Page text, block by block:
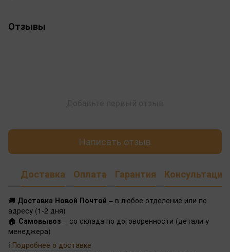
Отзывы
Написать отзыв
Доставка Оплата Гарантия Консультация
🚚 Доставка Новой Почтой – в любое отделение или по
адресу (1-2 дня)
🏠 Самовывоз – со склада по договоренности (детали у
менеджера)
ℹ️ Подробнее о доставке